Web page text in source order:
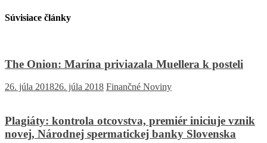
Súvisiace články
The Onion: Marína priviazala Muellera k posteli
26. júla 201826. júla 2018 Finančné Noviny
Plagiáty: kontrola otcovstva, premiér iniciuje vznik
novej, Národnej spermatickej banky Slovenska